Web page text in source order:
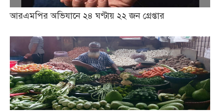
আরএমপির অভিযানে ২৪ ঘণ্টায় ২২ জন গ্রেপ্তার